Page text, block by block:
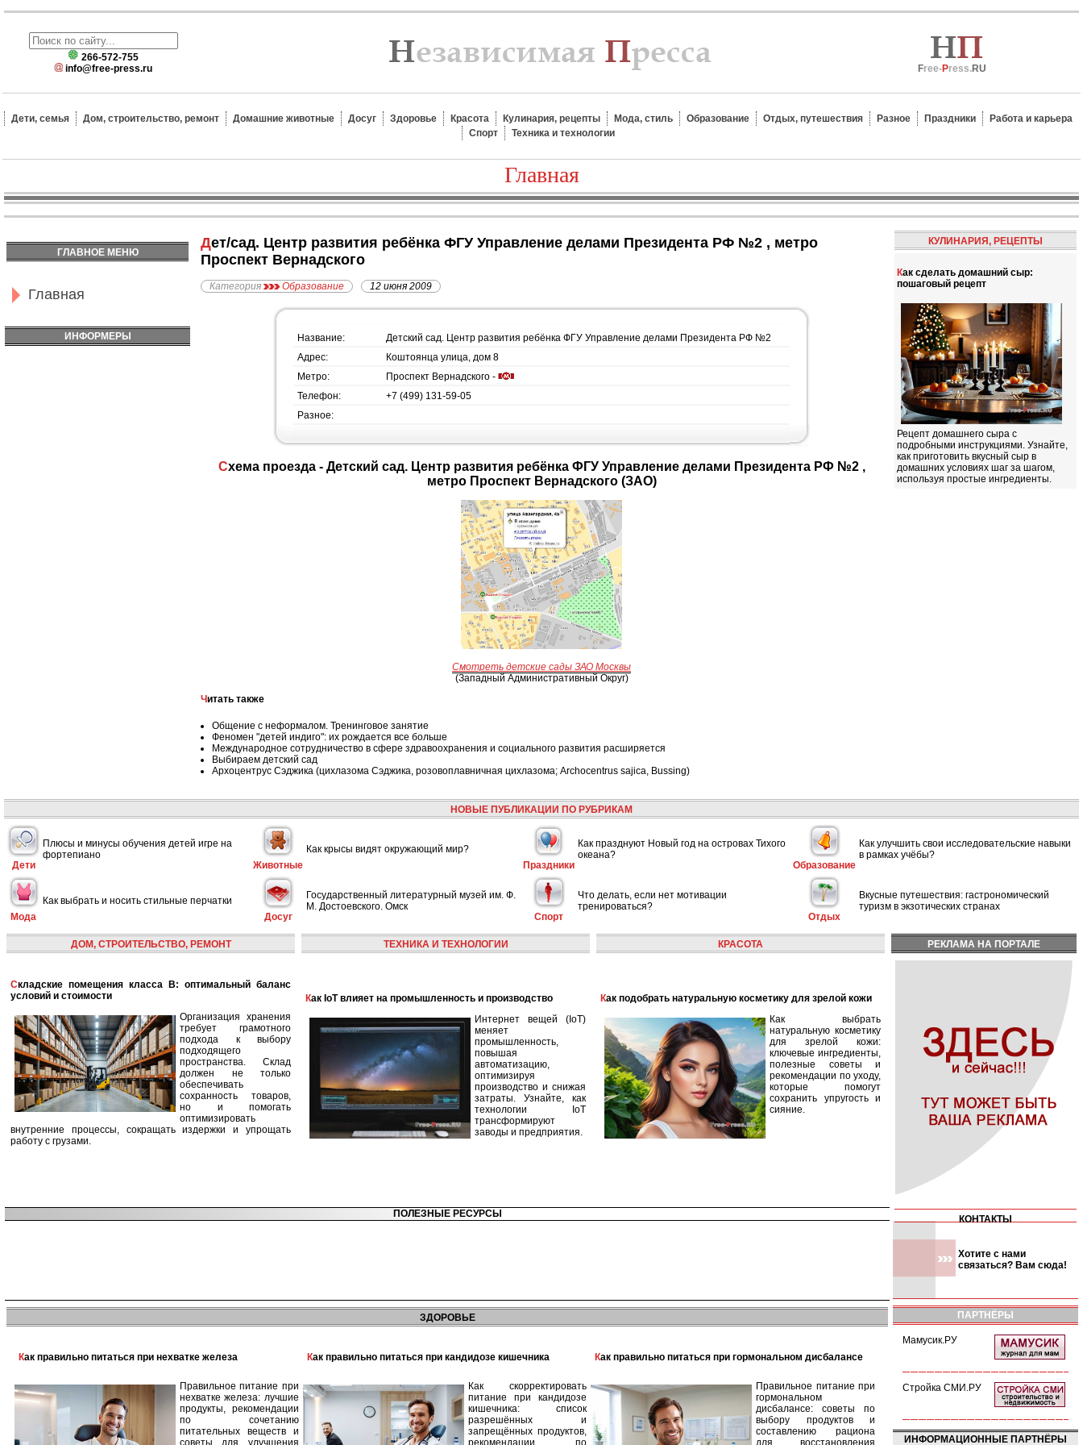
266-572-755
info@free-press.ru
Free-Press.RU
Дети, семья Дом, строительство, ремонт Домашние животные Досуг Здоровье Красота Кулинария, рецепты Мода, стиль Образование Отдых, путешествия Разное Праздники
Работа и карьера
Спорт
Техника и технологии
Главная
ГЛАВНОЕ МЕНЮ
Главная
ИНФОРМЕРЫ
Дет/сад. Центр развития ребёнка ФГУ Управление делами Президента РФ №2 , метро
Проспект Вернадского
Категория Образование 12 июня 2009
Название:
Детский сад. Центр развития ребёнка ФГУ Управление делами Президента РФ №2
Адрес:
Коштоянца улица, дом 8
Метро:
Проспект Вернадского -
Телефон:
+7 (499) 131-59-05
Разное:
Схема проезда - Детский сад. Центр развития ребёнка ФГУ Управление делами Президента РФ №2 ,
метро Проспект Вернадского (ЗАО)
Смотреть детские сады ЗАО Москвы
(Западный Административный Округ)
Читать также
Общение с неформалом. Тренинговое занятие
Феномен "детей индиго": их рождается все больше
Международное сотрудничество в сфере здравоохранения и социального развития расширяется
Выбираем детский сад
Архоцентрус Сэджика (цихлазома Сэджика, розовоплавничная цихлазома; Archocentrus sajica, Bussing)
КУЛИНАРИЯ, РЕЦЕПТЫ
Как сделать домашний сыр:
пошаговый рецепт
Рецепт домашнего сыра с
подробными инструкциями. Узнайте,
как приготовить вкусный сыр в
домашних условиях шаг за шагом,
используя простые ингредиенты.
НОВЫЕ ПУБЛИКАЦИИ ПО РУБРИКАМ
Дети
Плюсы и минусы обучения детей игре на
фортепиано
Животные
Как крысы видят окружающий мир?
Праздники
Как празднуют Новый год на островах Тихого
океана?
Образование
Как улучшить свои исследовательские навыки
в рамках учёбы?
Мода
Как выбрать и носить стильные перчатки
Досуг
Государственный литературный музей им. Ф.
М. Достоевского. Омск
Спорт
Что делать, если нет мотивации
тренироваться?
Отдых
Вкусные путешествия: гастрономический
туризм в экзотических странах
ДОМ, СТРОИТЕЛЬСТВО, РЕМОНТ
Складские помещения класса B: оптимальный баланс
условий и стоимости
Организация хранения
требует грамотного
подхода к выбору
подходящего
пространства. Склад
должен не только
обеспечивать
сохранность товаров,
но и помогать
оптимизировать
внутренние процессы, сокращать издержки и упрощать
работу с грузами.
ТЕХНИКА И ТЕХНОЛОГИИ
Как IoT влияет на промышленность и производство
Интернет вещей (IoT)
меняет
промышленность,
повышая
автоматизацию,
оптимизируя
производство и снижая
затраты. Узнайте, как
технологии IoT
трансформируют
заводы и предприятия.
КРАСОТА
Как подобрать натуральную косметику для зрелой кожи
Как выбрать
натуральную косметику
для зрелой кожи:
ключевые ингредиенты,
полезные советы и
рекомендации по уходу,
которые помогут
сохранить упругость и
сияние.
РЕКЛАМА НА ПОРТАЛЕ
ПОЛЕЗНЫЕ РЕСУРСЫ КОНТАКТЫ
Хотите с нами
связаться? Вам сюда!
ЗДОРОВЬЕ
Как правильно питаться при нехватке железа
Правильное питание при
нехватке железа: лучшие
продукты, рекомендации
по сочетанию
питательных веществ и
советы для улучшения
Как правильно питаться при кандидозе кишечника
Как скорректировать
питание при кандидозе
кишечника: список
разрешённых и
запрещённых продуктов,
рекомендации по
Как правильно питаться при гормональном дисбалансе
Правильное питание при
гормональном
дисбалансе: советы по
выбору продуктов и
составлению рациона
для восстановления
ПАРТНЁРЫ
Мамусик.РУ
Стройка СМИ.РУ
ИНФОРМАЦИОННЫЕ ПАРТНЁРЫ